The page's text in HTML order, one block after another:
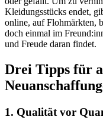
Kleidungsstücks endet,
online, auf Flohmärkten,
doch einmal im
und Freude daran findet.
Drei Tipps für
1. Qualität vor